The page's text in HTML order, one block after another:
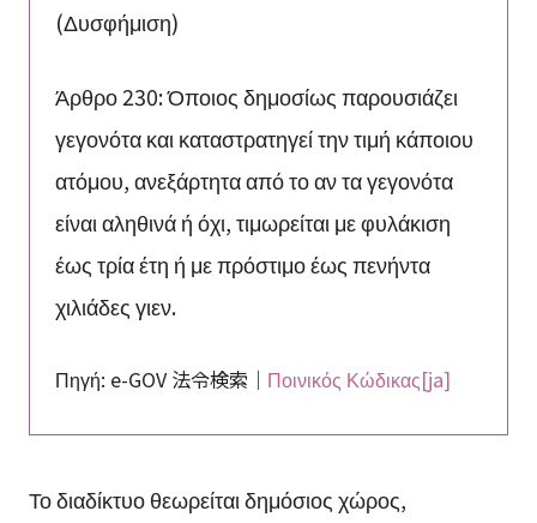
(Δυσφήμιση)
Άρθρο 230: Όποιος δημοσίως παρουσιάζει
γεγονότα και καταστρατηγεί την τιμή κάποιου
ατόμου, ανεξάρτητα από το αν τα γεγονότα
είναι αληθινά ή όχι, τιμωρείται με φυλάκιση
έως τρία έτη ή με πρόστιμο έως πενήντα
χιλιάδες γιεν.
Πηγή: e-GOV 法令検索｜ Ποινικός Κώδικας[ja]
Το διαδίκτυο θεωρείται δημόσιος χώρος,